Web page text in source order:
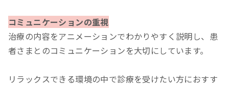
コミュニケーションの重視
治療の内容をアニメーションでわかりやすく説明し、患
者さまとのコミュニケーションを大切にしています。
リラックスできる環境の中で診療を受けたい方におすす